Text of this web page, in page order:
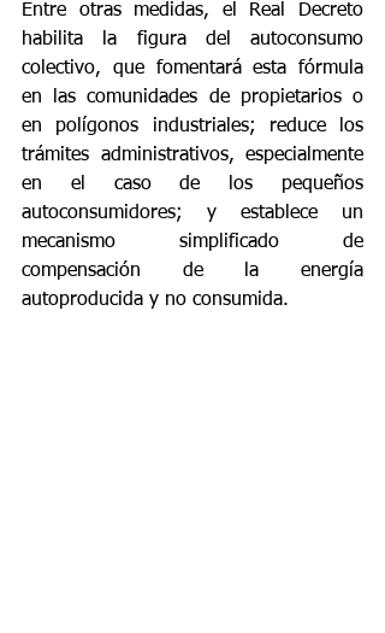
Entre otras medidas, el Real Decreto
habilita la figura del autoconsumo
colectivo, que fomentará esta fórmula
en las comunidades de propietarios o
en polígonos industriales; reduce los
trámites administrativos, especialmente
en el caso de los pequeños
autoconsumidores; y establece un
mecanismo simplificado de
compensación de la energía
autoproducida y no consumida.